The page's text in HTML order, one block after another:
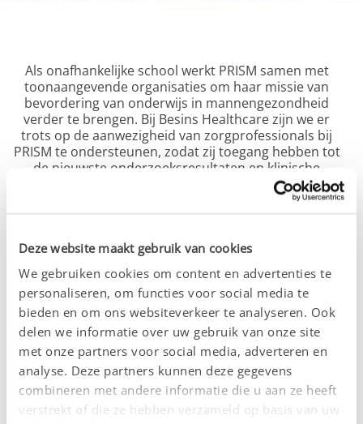
Deze website maakt gebruik van cookies
We gebruiken cookies om content en advertenties te
personaliseren, om functies voor social media te
bieden en om ons websiteverkeer te analyseren. Ook
delen we informatie over uw gebruik van onze site
met onze partners voor social media, adverteren en
analyse. Deze partners kunnen deze gegevens
combineren met andere informatie die u aan ze heeft
verstrekt of die ze hebben verzameld op basis van uw
Als onafhankelijke school werkt PRISM samen met
toonaangevende organisaties om haar missie van
bevordering van onderwijs in mannengezondheid
verder te brengen. Bij Besins Healthcare zijn we er
trots op de aanwezigheid van zorgprofessionals bij
PRISM te ondersteunen, zodat zij toegang hebben tot
de nieuwste onderzoeksresultaten en klinische
praktijken op dit belangrijke gebied van de
geneeskunde. Dankzij deze samenwerking versterken
we onze commitment om de gezondheid van mannen
ontwikkeling van zorgverleners. Door de aanwezigheid
bij PRISM te ondersteunen, onderstreept Besins
Healthcare het belang van voortdurende educatie en
training op het gebied van mannengezondheid, wat
uiteindelijk leidt tot verbeterde gezondheidszorg en
betere resultaten voor patiënten.
Meer informatie